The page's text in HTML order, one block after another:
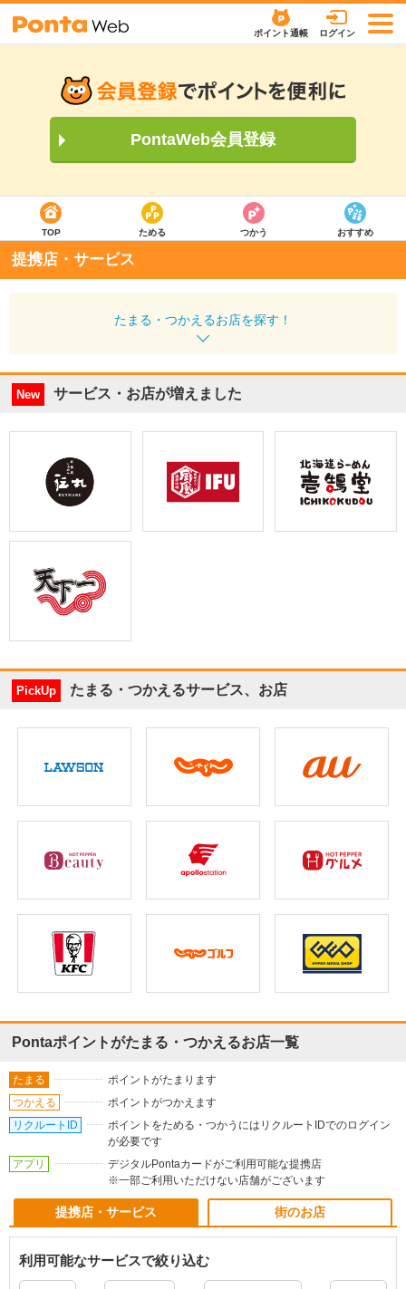
ポイント通帳 ログイン
PontaWeb会員登録
TOP ためる つかう おすすめ
提携店・サービス
たまる・つかえるお店を探す！
New サービス・お店が増えました
PickUp たまる・つかえるサービス、お店
Pontaポイントがたまる・つかえるお店一覧
たまる
ポイントがたまります
つかえる
ポイントがつかえます
リクルートID
ポイントをためる・つかうにはリクルートIDでのログイン
が必要です
アプリ
デジタルPontaカードがご利用可能な提携店
※一部ご利用いただけない店舗がございます
提携店・サービス 街のお店
利用可能なサービスで絞り込む